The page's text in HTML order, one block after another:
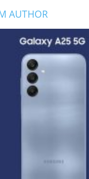
AUTHOR